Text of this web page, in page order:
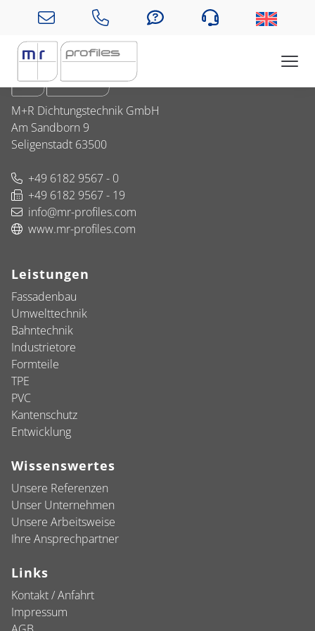
Unternehmen
M+R Dichtungstechnik GmbH
Am Sandborn 9
Seligenstadt 63500
+49 6182 9567 - 0
+49 6182 9567 - 19
info@mr-profiles.com
www.mr-profiles.com
Leistungen
Fassadenbau
Umwelttechnik
Bahntechnik
Industrietore
Formteile
TPE
PVC
Kantenschutz
Entwicklung
Wissenswertes
Unsere Referenzen
Unser Unternehmen
Unsere Arbeitsweise
Ihre Ansprechpartner
Links
Kontakt / Anfahrt
Impressum